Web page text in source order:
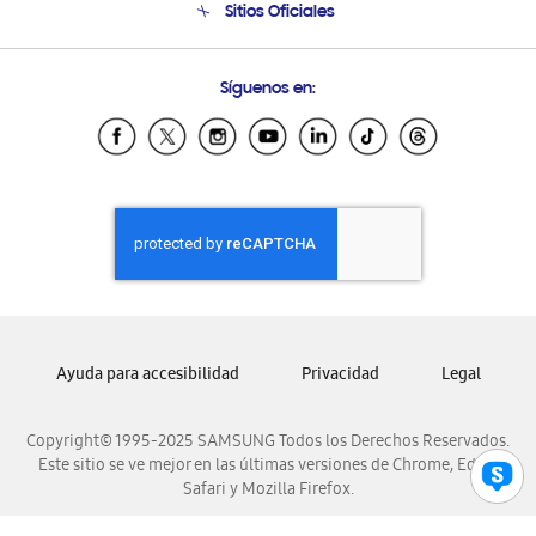
Soporte vía eMail
Sitios Oficiales
Samsung Ecuador
Samsung El Salvador
Samsung Honduras
Samsung Nicaragua
Samsung Panamá
Samsung Venezuela
Síguenos en:
Copyright© 1995-2025 SAMSUNG Todos los Derechos Reservados.
Este sitio se ve mejor en las últimas versiones de Chrome, Edge,
Safari y Mozilla Firefox.
Ayuda para accesibilidad Privacidad Legal